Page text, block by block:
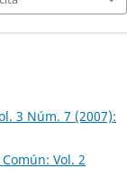
3 Núm. 7 (2007):
Vol. 2